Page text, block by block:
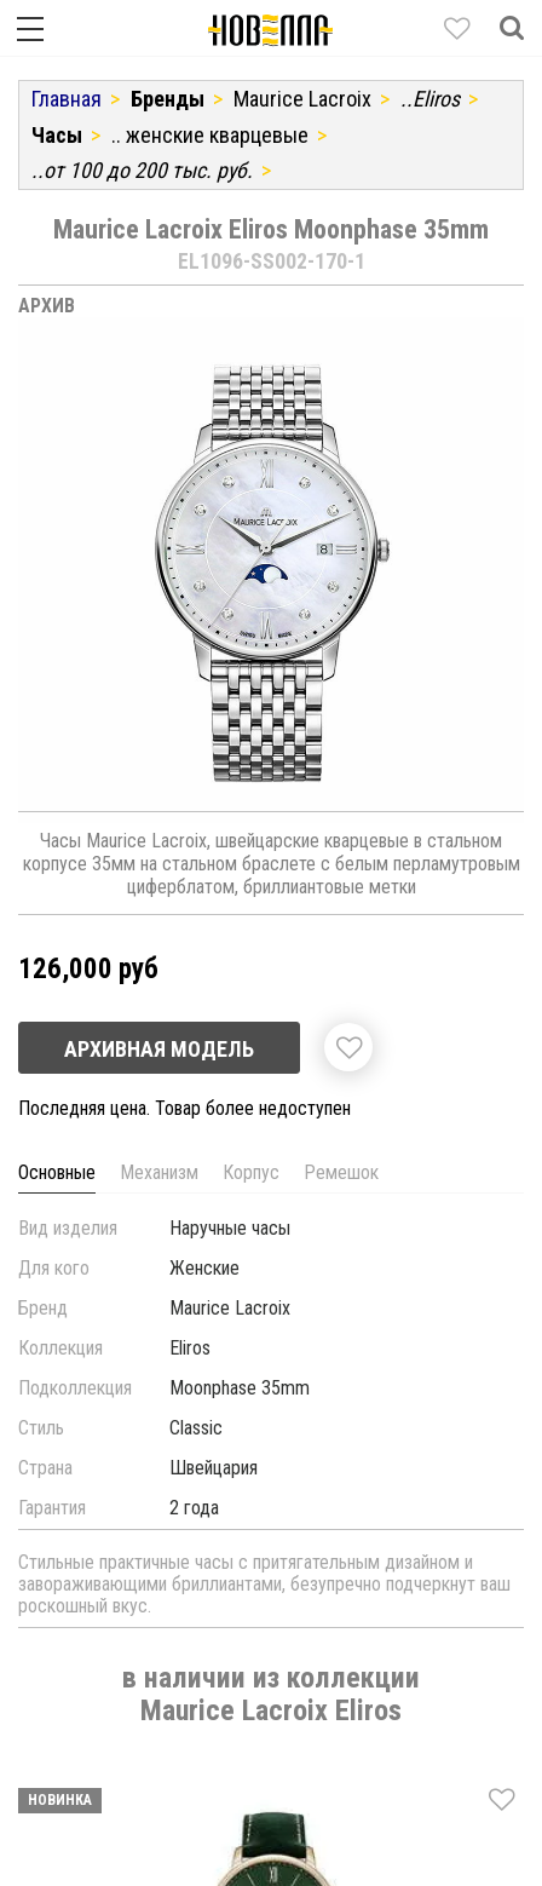
Главная Бренды Maurice Lacroix
..Eliros
Часы
.. женские кварцевые
..от 100 до 200 тыс. руб.
Maurice Lacroix Eliros Moonphase 35mm
EL1096-SS002-170-1
АРХИВ
Часы Maurice Lacroix, швейцарские кварцевые в стальном
корпусе 35мм на стальном браслете с белым перламутровым
циферблатом, бриллиантовые метки
126,000 руб
АРХИВНАЯ МОДЕЛЬ
Последняя цена. Товар более недоступен
Основные Механизм Корпус Ремешок
Вид изделия
Наручные часы
Для кого
Женские
Бренд
Maurice Lacroix
Коллекция
Eliros
Подколлекция
Moonphase 35mm
Стиль
Classic
Страна
Швейцария
Гарантия
2 года
Стильные практичные часы с притягательным дизайном и
завораживающими бриллиантами, безупречно подчеркнут ваш
роскошный вкус.
в наличии из коллекции
Maurice Lacroix Eliros
НОВИНКА